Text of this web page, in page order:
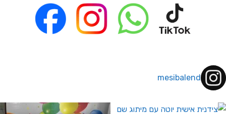
mesibalend
לחברי מועדון ומצטרפים חדשים🤍